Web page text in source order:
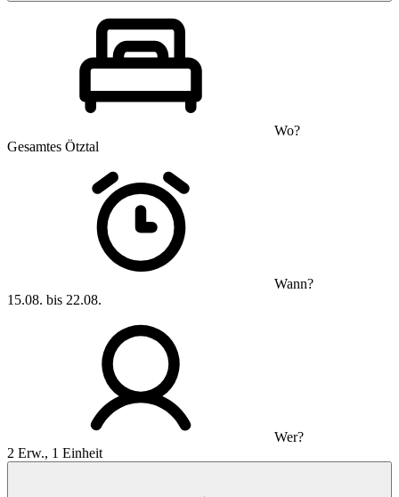
Wo?
Gesamtes Ötztal
Wann?
15.08. bis 22.08.
Wer?
2 Erw., 1 Einheit